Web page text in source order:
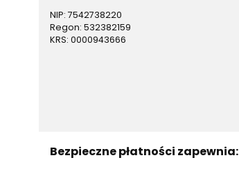
NIP: 7542738220
Regon: 532382159
KRS: 0000943666
Bezpieczne płatności zapewnia: